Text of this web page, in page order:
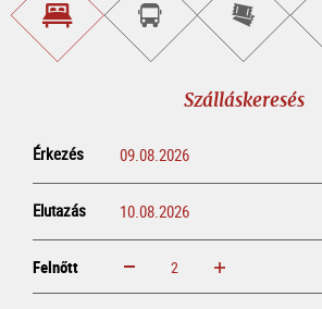
SzálláskeresésVárosnéző
túra
foglalása
Online
jegyvásárlás
Szálláskeresés
Érkezés
Elutazás
Felnőtt növelem csökkentem